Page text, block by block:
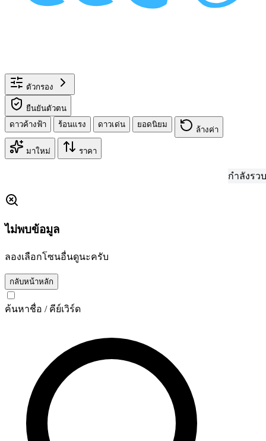
ตัวกรอง
ยืนยันตัวตน
ดาวค้างฟ้า
ร้อนแรง ดาวเด่น ยอดนิยม
ล้างค่า
มาใหม่ ราคา
กำลังรวบรวมข้อมูล
ไม่พบข้อมูล
ลองเลือกโซนอื่นดูนะครับ
กลับหน้าหลัก
ค้นหาชื่อ / คีย์เวิร์ด